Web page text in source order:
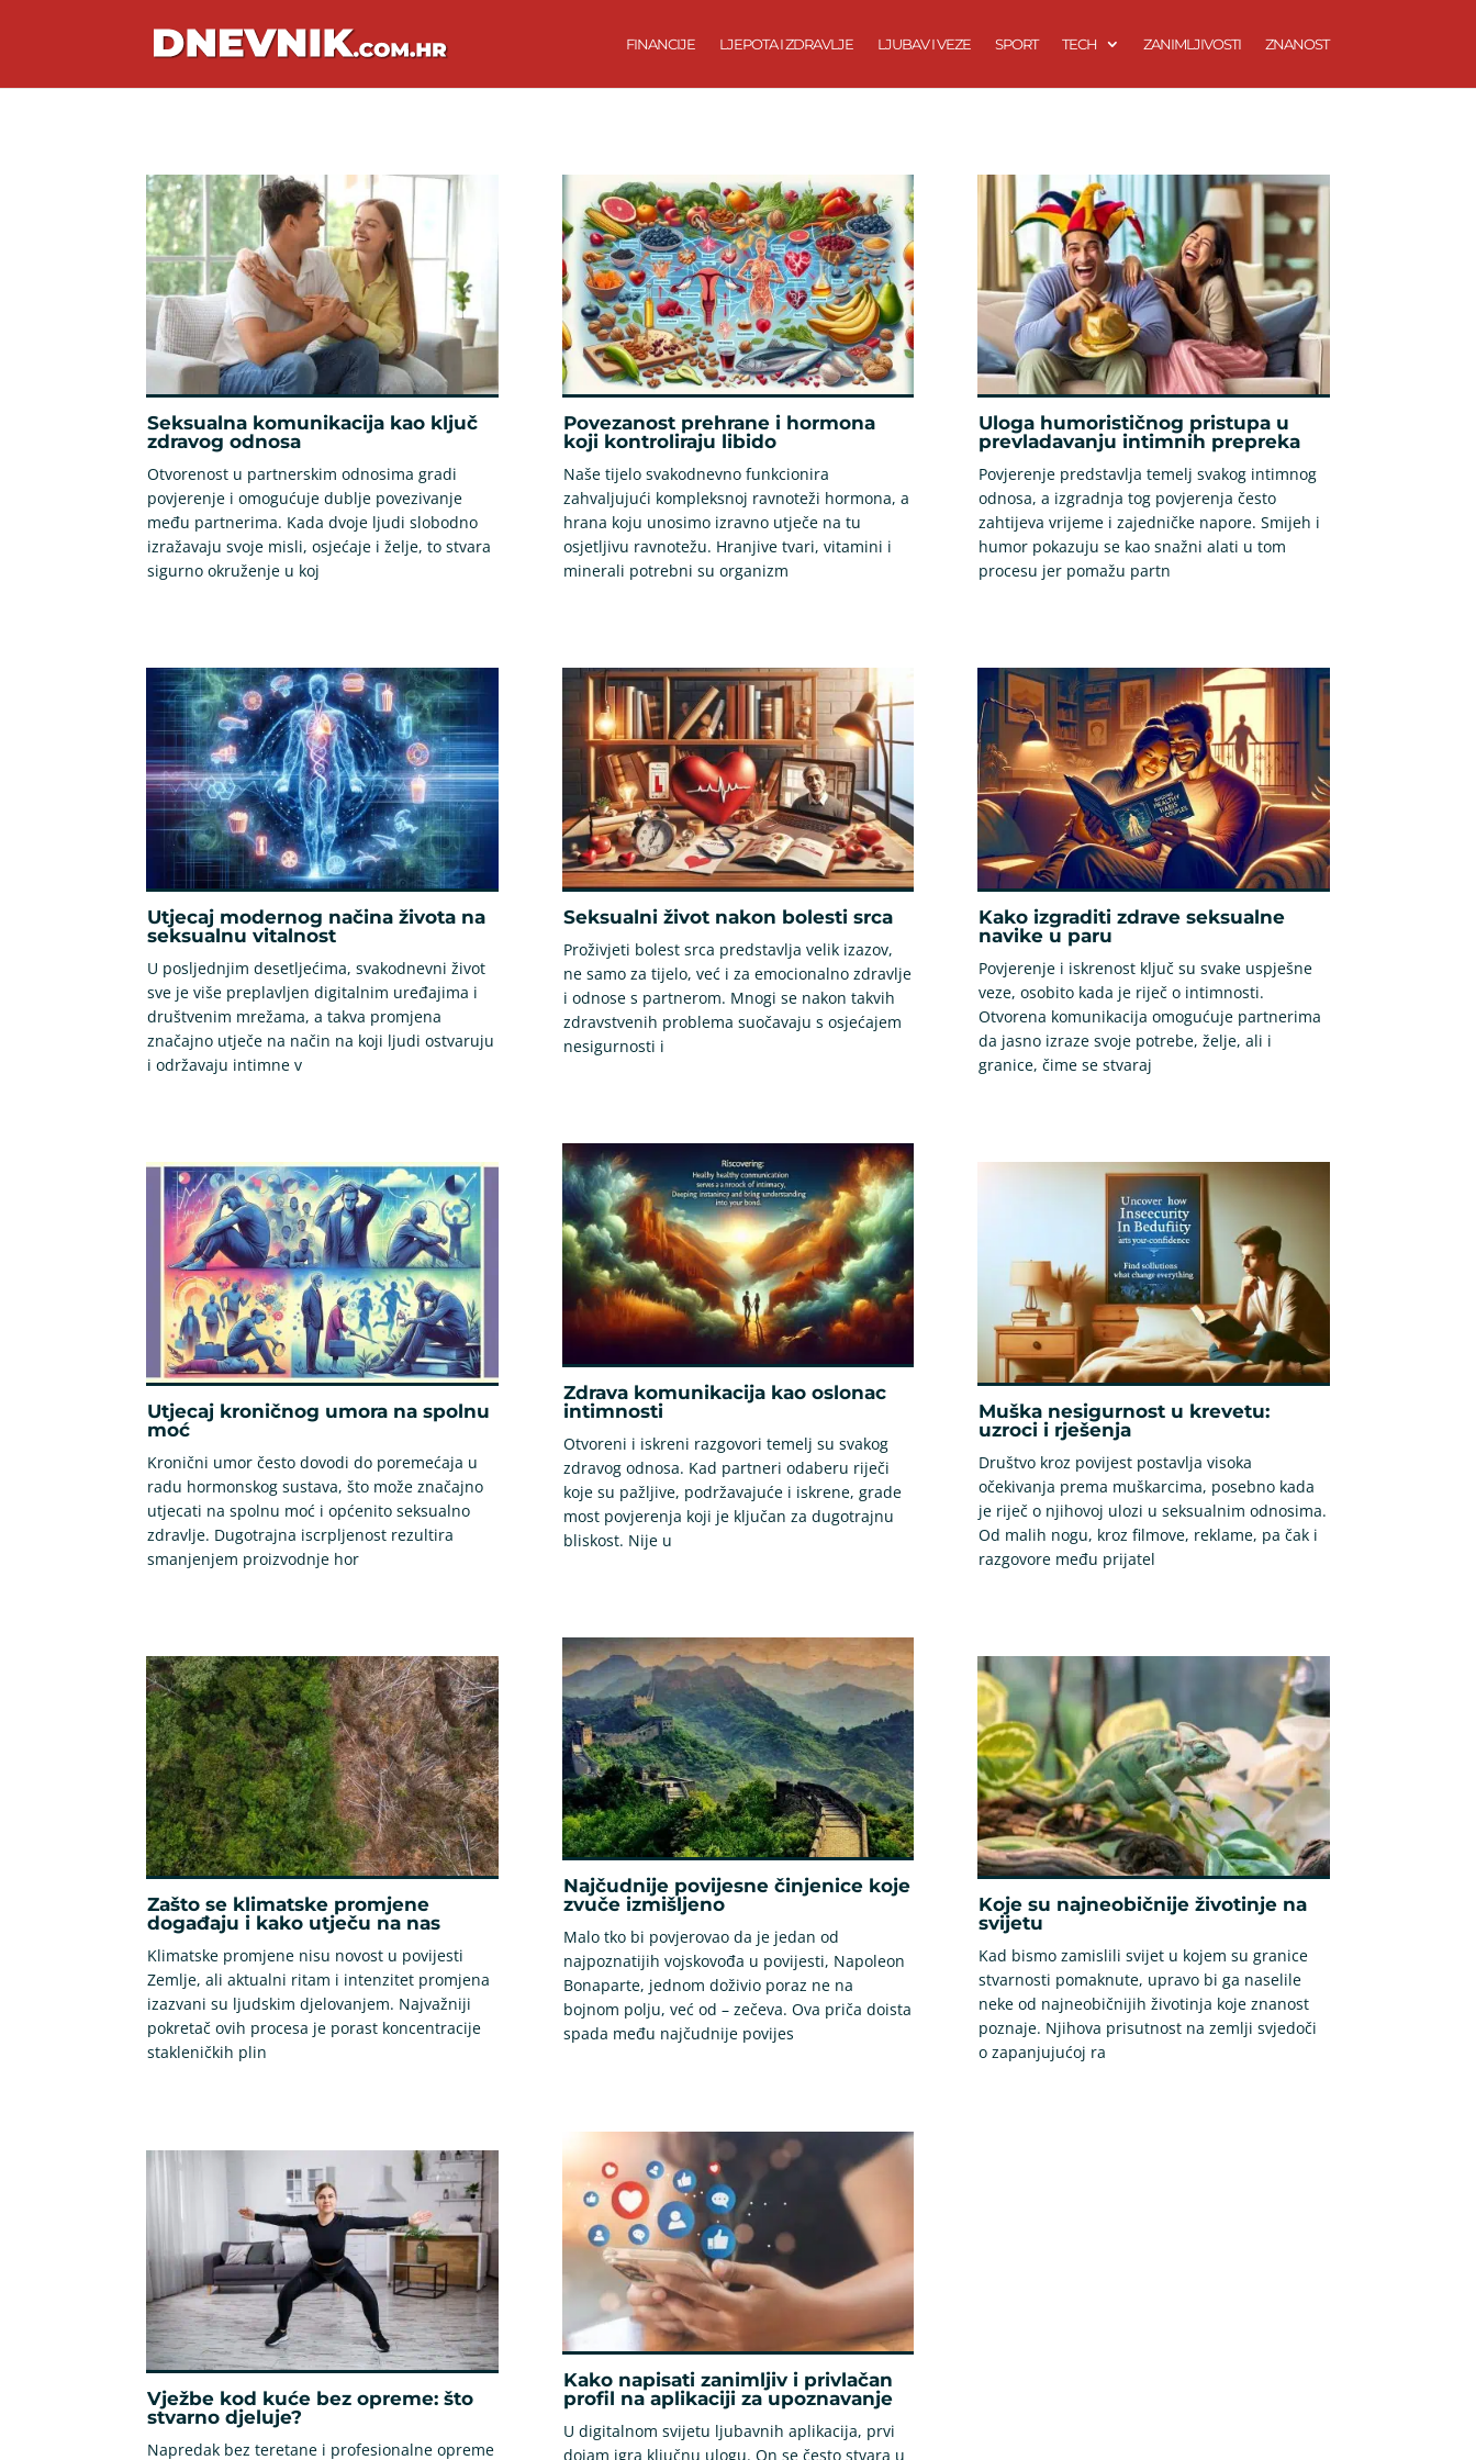
FINANCIJE LJEPOTA I ZDRAVLJE LJUBAV I VEZE SPORT TECH ZANIMLJIVOSTI ZNANOST
Seksualna komunikacija kao ključ
zdravog odnosa
Otvorenost u partnerskim odnosima gradi
povjerenje i omogućuje dublje povezivanje
među partnerima. Kada dvoje ljudi slobodno
izražavaju svoje misli, osjećaje i želje, to stvara
sigurno okruženje u koj
Utjecaj modernog načina života na
seksualnu vitalnost
U posljednjim desetljećima, svakodnevni život
sve je više preplavljen digitalnim uređajima i
društvenim mrežama, a takva promjena
značajno utječe na način na koji ljudi ostvaruju
i održavaju intimne v
Utjecaj kroničnog umora na spolnu
moć
Kronični umor često dovodi do poremećaja u
radu hormonskog sustava, što može značajno
utjecati na spolnu moć i općenito seksualno
zdravlje. Dugotrajna iscrpljenost rezultira
smanjenjem proizvodnje hor
Zašto se klimatske promjene
događaju i kako utječu na nas
Klimatske promjene nisu novost u povijesti
Zemlje, ali aktualni ritam i intenzitet promjena
izazvani su ljudskim djelovanjem. Najvažniji
pokretač ovih procesa je porast koncentracije
stakleničkih plin
Vježbe kod kuće bez opreme: što
stvarno djeluje?
Napredak bez teretane i profesionalne opreme
Povezanost prehrane i hormona
koji kontroliraju libido
Naše tijelo svakodnevno funkcionira
zahvaljujući kompleksnoj ravnoteži hormona, a
hrana koju unosimo izravno utječe na tu
osjetljivu ravnotežu. Hranjive tvari, vitamini i
minerali potrebni su organizm
Seksualni život nakon bolesti srca
Proživjeti bolest srca predstavlja velik izazov,
ne samo za tijelo, već i za emocionalno zdravlje
i odnose s partnerom. Mnogi se nakon takvih
zdravstvenih problema suočavaju s osjećajem
nesigurnosti i
Zdrava komunikacija kao oslonac
intimnosti
Otvoreni i iskreni razgovori temelj su svakog
zdravog odnosa. Kad partneri odaberu riječi
koje su pažljive, podržavajuće i iskrene, grade
most povjerenja koji je ključan za dugotrajnu
bliskost. Nije u
Najčudnije povijesne činjenice koje
zvuče izmišljeno
Malo tko bi povjerovao da je jedan od
najpoznatijih vojskovođa u povijesti, Napoleon
Bonaparte, jednom doživio poraz ne na
bojnom polju, već od – zečeva. Ova priča doista
spada među najčudnije povijes
Kako napisati zanimljiv i privlačan
profil na aplikaciji za upoznavanje
U digitalnom svijetu ljubavnih aplikacija, prvi
dojam igra ključnu ulogu. On se često stvara u
Uloga humorističnog pristupa u
prevladavanju intimnih prepreka
Povjerenje predstavlja temelj svakog intimnog
odnosa, a izgradnja tog povjerenja često
zahtijeva vrijeme i zajedničke napore. Smijeh i
humor pokazuju se kao snažni alati u tom
procesu jer pomažu partn
Kako izgraditi zdrave seksualne
navike u paru
Povjerenje i iskrenost ključ su svake uspješne
veze, osobito kada je riječ o intimnosti.
Otvorena komunikacija omogućuje partnerima
da jasno izraze svoje potrebe, želje, ali i
granice, čime se stvaraj
Muška nesigurnost u krevetu:
uzroci i rješenja
Društvo kroz povijest postavlja visoka
očekivanja prema muškarcima, posebno kada
je riječ o njihovoj ulozi u seksualnim odnosima.
Od malih nogu, kroz filmove, reklame, pa čak i
razgovore među prijatel
Koje su najneobičnije životinje na
svijetu
Kad bismo zamislili svijet u kojem su granice
stvarnosti pomaknute, upravo bi ga naselile
neke od najneobičnijih životinja koje znanost
poznaje. Njihova prisutnost na zemlji svjedoči
o zapanjujućoj ra